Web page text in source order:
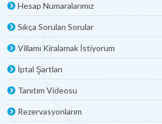
Hesap Numaralarımız
Sıkça Sorulan Sorular
Villamı Kiralamak İstiyorum
İptal Şartları
Tanıtım Videosu
Rezervasyonlarım